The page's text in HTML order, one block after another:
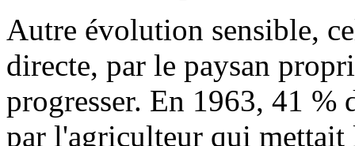
Autre évolution sensible,
directe, par le paysan
progresser. En 1963, 41 %
par l'agriculteur qui mettait